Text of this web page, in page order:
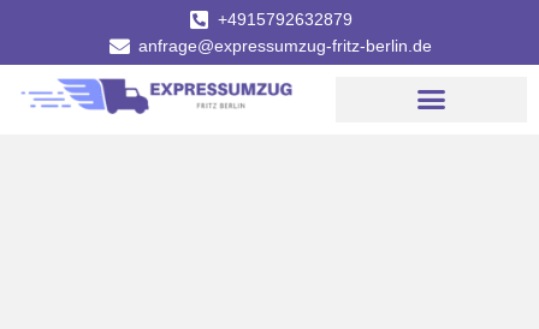
+4915792632879
anfrage@expressumzug-fritz-berlin.de